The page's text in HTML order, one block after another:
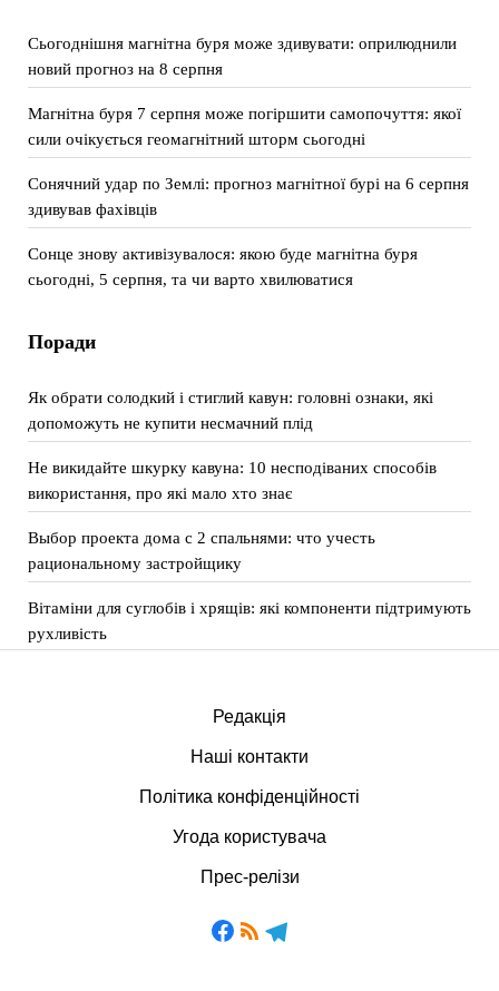
Сьогоднішня магнітна буря може здивувати: оприлюднили
новий прогноз на 8 серпня
Магнітна буря 7 серпня може погіршити самопочуття: якої
сили очікується геомагнітний шторм сьогодні
Сонячний удар по Землі: прогноз магнітної бурі на 6 серпня
здивував фахівців
Сонце знову активізувалося: якою буде магнітна буря
сьогодні, 5 серпня, та чи варто хвилюватися
Поради
Як обрати солодкий і стиглий кавун: головні ознаки, які
допоможуть не купити несмачний плід
Не викидайте шкурку кавуна: 10 несподіваних способів
використання, про які мало хто знає
Выбор проекта дома с 2 спальнями: что учесть
рациональному застройщику
Вітаміни для суглобів і хрящів: які компоненти підтримують
рухливість
Редакція
Наші контакти
Політика конфіденційності
Угода користувача
Прес-релізи